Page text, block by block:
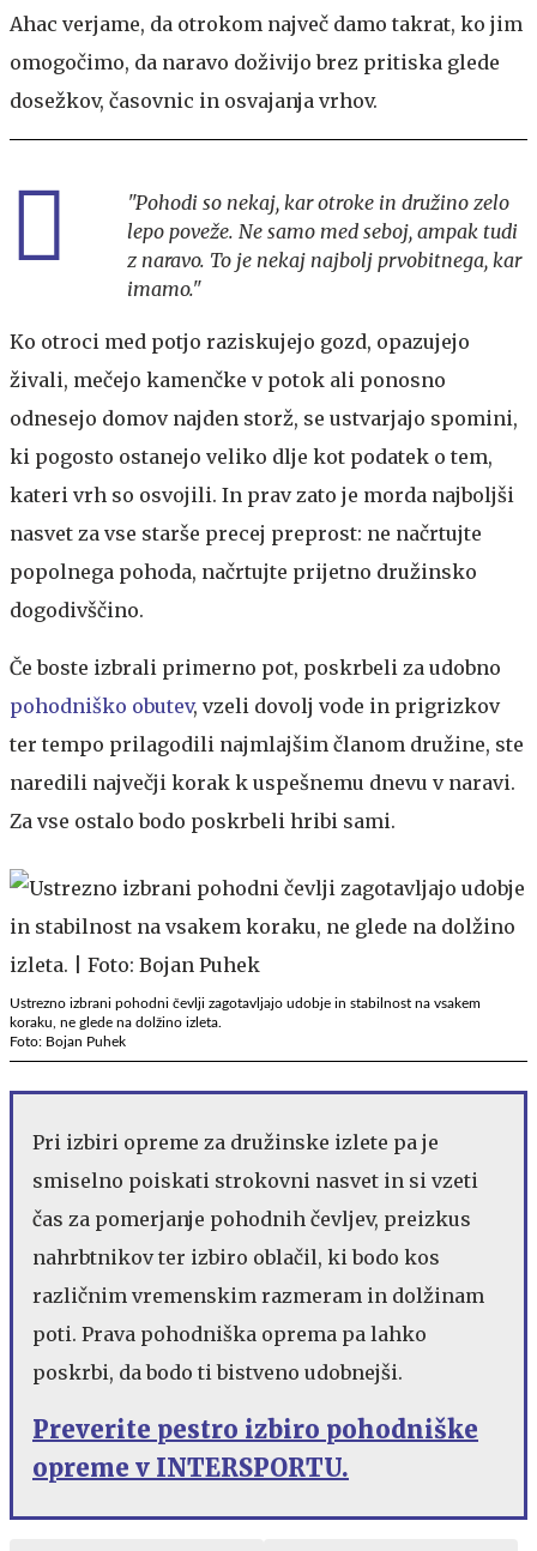
Ahac verjame, da otrokom največ damo takrat, ko jim
omogočimo, da naravo doživijo brez pritiska glede
dosežkov, časovnic in osvajanja vrhov.
"Pohodi so nekaj, kar otroke in družino zelo
lepo poveže. Ne samo med seboj, ampak tudi
z naravo. To je nekaj najbolj prvobitnega, kar
imamo."
Ko otroci med potjo raziskujejo gozd, opazujejo
živali, mečejo kamenčke v potok ali ponosno
odnesejo domov najden storž, se ustvarjajo spomini,
ki pogosto ostanejo veliko dlje kot podatek o tem,
kateri vrh so osvojili. In prav zato je morda najboljši
nasvet za vse starše precej preprost: ne načrtujte
popolnega pohoda, načrtujte prijetno družinsko
dogodivščino.
Če boste izbrali primerno pot, poskrbeli za udobno
pohodniško obutev, vzeli dovolj vode in prigrizkov
ter tempo prilagodili najmlajšim članom družine, ste
naredili največji korak k uspešnemu dnevu v naravi.
Za vse ostalo bodo poskrbeli hribi sami.
Ustrezno izbrani pohodni čevlji zagotavljajo udobje in stabilnost na vsakem
koraku, ne glede na dolžino izleta.
Foto: Bojan Puhek
Pri izbiri opreme za družinske izlete pa je
smiselno poiskati strokovni nasvet in si vzeti
čas za pomerjanje pohodnih čevljev, preizkus
nahrbtnikov ter izbiro oblačil, ki bodo kos
različnim vremenskim razmeram in dolžinam
poti. Prava pohodniška oprema pa lahko
poskrbi, da bodo ti bistveno udobnejši.
Preverite pestro izbiro pohodniške
opreme v INTERSPORTU.